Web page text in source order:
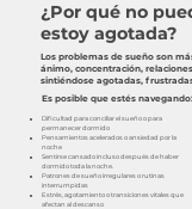
¿Por qué no
estoy agotada?
Los problemas de sueño son
ánimo, concentración,
sintiéndose agotadas,
Es posible que estés navegando:
Dificultad para conciliar el sueño o para
permanecer dormido
Pensamientos acelerados o ansiedad por la
noche
Sentirse cansado incluso después de haber
dormido toda la noche.
Patrones de sueño irregulares o rutinas
interrumpidas
Estrés, agotamiento o transiciones vitales que
afectan al descanso